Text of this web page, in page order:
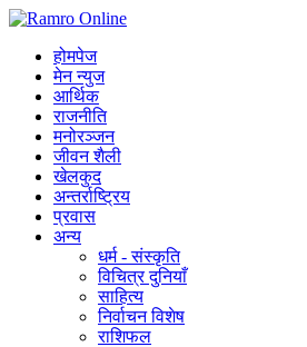
होमपेज
मेन न्युज
आर्थिक
राजनीति
मनोरञ्जन
जीवन शैली
खेलकुद
अन्तर्राष्ट्रिय
प्रवास
अन्य
धर्म - संस्कृति
विचित्र दुनियाँ
साहित्य
निर्वाचन विशेष
राशिफल